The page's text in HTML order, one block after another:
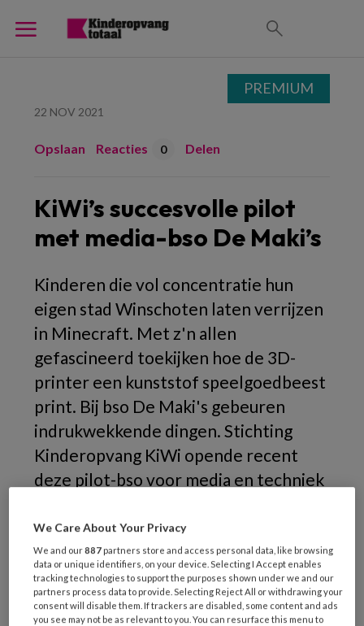
22 NOV 2021
Opslaan Reacties 0 Delen
KiWi’s succesvolle pilot
met media-bso De Maki’s
Kinderen die vol concentratie hun
eigen stad Winschoten laten verrijzen
in Minecraft. Met z'n allen
gefascineerd toekijken hoe de 3D-
printer een kunststof speelgoedbeest
print. Bij bso De Maki's gebeuren
indrukwekkende dingen. Stichting
Kinderopvang KiWi opende recent
deze pilot-bso voor media en techniek
dat De Maki's in maart 2022
waarschijnlijk wordt uitgebreid.
Het
PREMIUM
We Care About Your Privacy
We and our887 partners store and access personal data, like browsing
data or unique identifiers, on your device. Selecting I Accept enables
tracking technologies to support the purposes shown under we and our
partners process data to provide. Selecting Reject All or withdrawing your
consent will disable them. If trackers are disabled, some content and ads
you see may not be as relevant to you. You can resurface this menu to